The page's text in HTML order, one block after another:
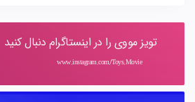
تویز مووی را در اینستاگرام دنبال کنید
www.instagram.com/Toys.Movie